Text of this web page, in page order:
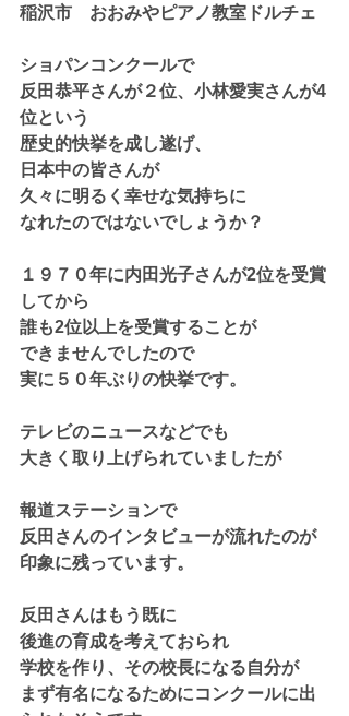
稲沢市　おおみやピアノ教室ドルチェ
ショパンコンクールで
反田恭平さんが２位、小林愛実さんが4
位という
歴史的快挙を成し遂げ、
日本中の皆さんが
久々に明るく幸せな気持ちに
なれたのではないでしょうか？
１９７０年に内田光子さんが2位を受賞
してから
誰も2位以上を受賞することが
できませんでしたので
実に５０年ぶりの快挙です。
テレビのニュースなどでも
大きく取り上げられていましたが
報道ステーションで
反田さんのインタビューが流れたのが
印象に残っています。
反田さんはもう既に
後進の育成を考えておられ
学校を作り、その校長になる自分が
まず有名になるためにコンクールに出